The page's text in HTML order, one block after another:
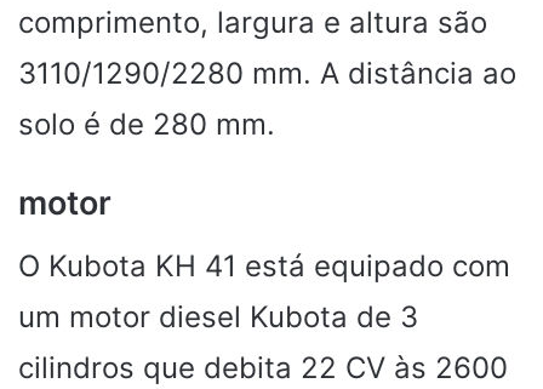
comprimento, largura e altura são
3110/1290/2280 mm. A distância ao
solo é de 280 mm.
motor
O Kubota KH 41 está equipado com
um motor diesel Kubota de 3
cilindros que debita 22 CV às 2600